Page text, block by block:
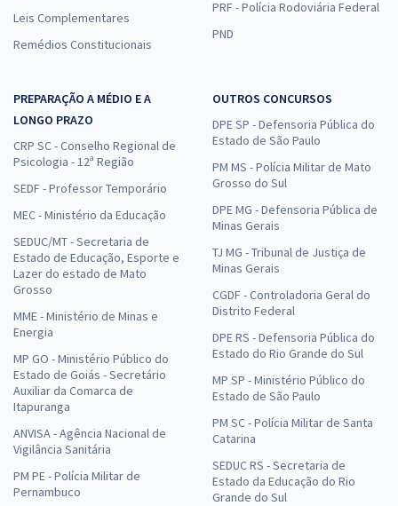
Leis Complementares
Remédios Constitucionais
PRF - Polícia Rodoviária Federal
PND
PREPARAÇÃO A MÉDIO E A
LONGO PRAZO
CRP SC - Conselho Regional de
Psicologia - 12ª Região
SEDF - Professor Temporário
MEC - Ministério da Educação
SEDUC/MT - Secretaria de
Estado de Educação, Esporte e
Lazer do estado de Mato
Grosso
MME - Ministério de Minas e
Energia
MP GO - Ministério Público do
Estado de Goiás - Secretário
Auxiliar da Comarca de
Itapuranga
ANVISA - Agência Nacional de
Vigilância Sanitária
PM PE - Polícia Militar de
Pernambuco
OUTROS CONCURSOS
DPE SP - Defensoria Pública do
Estado de São Paulo
PM MS - Polícia Militar de Mato
Grosso do Sul
DPE MG - Defensoria Pública de
Minas Gerais
TJ MG - Tribunal de Justiça de
Minas Gerais
CGDF - Controladoria Geral do
Distrito Federal
DPE RS - Defensoria Pública do
Estado do Rio Grande do Sul
MP SP - Ministério Público do
Estado de São Paulo
PM SC - Polícia Militar de Santa
Catarina
SEDUC RS - Secretaria de
Estado da Educação do Rio
Grande do Sul